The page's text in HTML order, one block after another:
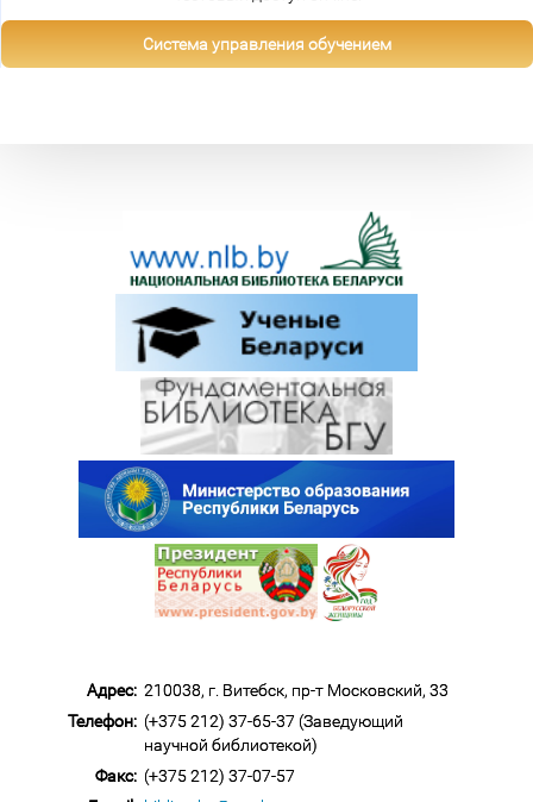
Система управления обучением
Адрес: 210038, г. Витебск, пр-т Московский, 33
Телефон: (+375 212) 37-65-37 (Заведующий
научной библиотекой)
Факс: (+375 212) 37-07-57